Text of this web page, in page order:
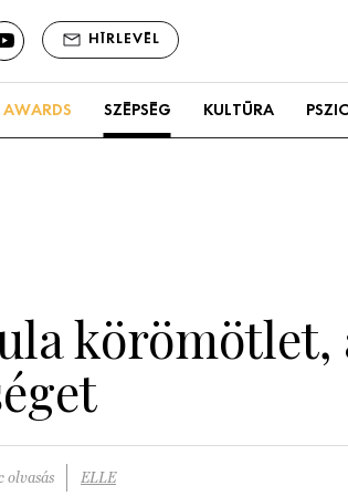
HÍRLEVÉL
SZÉPSÉG KULTÚRA
olvasás ELLE